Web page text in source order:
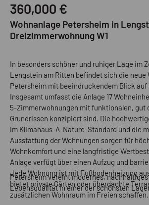
360,000 €
Wohnanlage Petersheim in
Dreizimmerwohnung W1
In besonders schöner und ruhiger Lage im
Lengstein am Ritten befindet sich die neue
Petersheim mit beeindruckendem Blick auf
Insgesamt umfasst die Anlage 17
5-Zimmerwohnungen mit funktionalen, gut
Grundrissen konzipiert sind. Die
im Klimahaus-A-Nature-Standard und die
Ausstattung der Wohnungen sorgen für
Wohnkomfort und eine langfristige
Anlage verfügt über einen Aufzug und
Jede Wohnung ist mit Fußbodenheizung
bietet private Gärten oder überdachte
zusätzlichen Wohnraum im Freien schaffen.
Petersheim vereint modernes,
Lebensqualität in einer der schönsten